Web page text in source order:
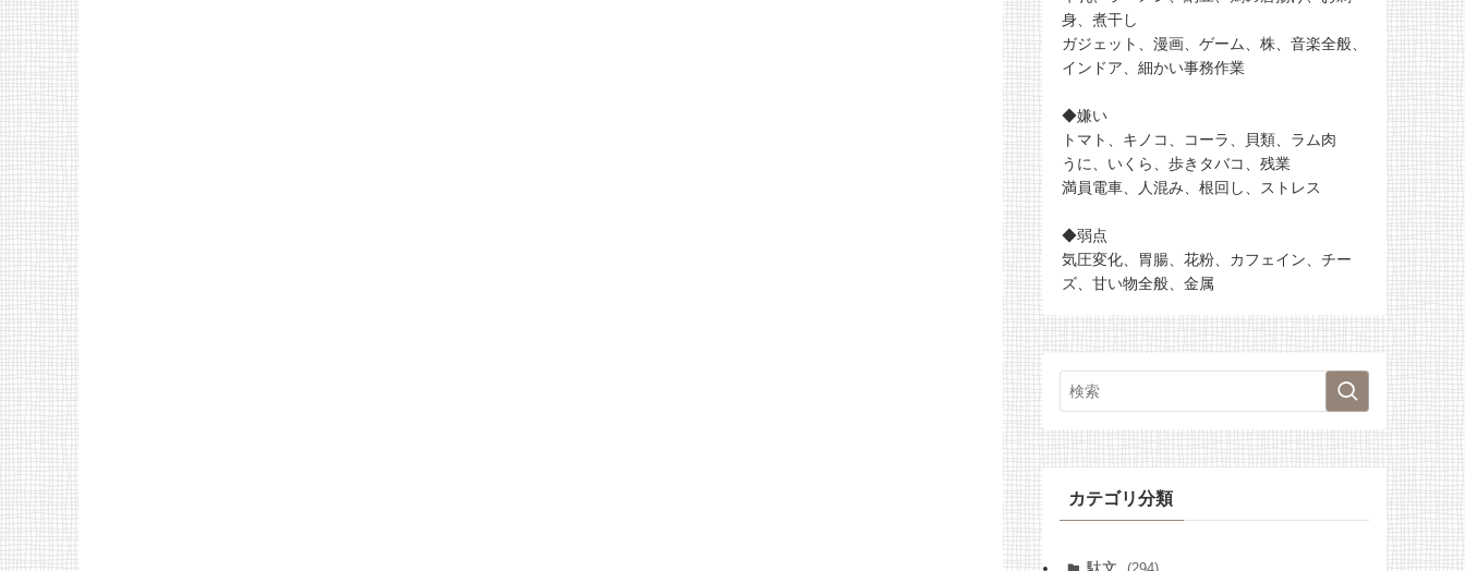
身、煮干し
ガジェット、漫画、ゲーム、株、音楽全般、
インドア、細かい事務作業
◆嫌い
トマト、キノコ、コーラ、貝類、ラム肉
うに、いくら、歩きタバコ、残業
満員電車、人混み、根回し、ストレス
◆弱点
気圧変化、胃腸、花粉、カフェイン、チー
ズ、甘い物全般、金属
カテゴリ分類